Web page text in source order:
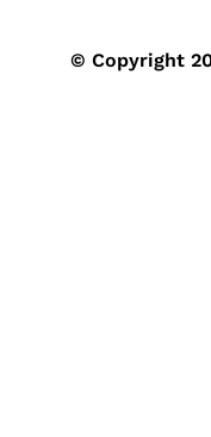
© Copyright